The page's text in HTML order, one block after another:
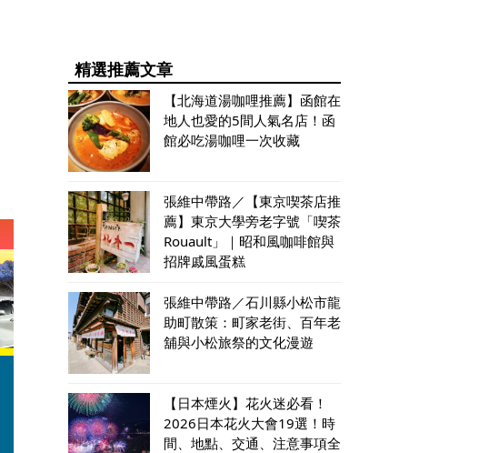
精選推薦文章
【北海道湯咖哩推薦】函館在
地人也愛的5間人氣名店！函
館必吃湯咖哩一次收藏
張維中帶路／【東京喫茶店推
薦】東京大學旁老字號「喫茶
Rouault」｜昭和風咖啡館與
招牌戚風蛋糕
張維中帶路／石川縣小松市龍
助町散策：町家老街、百年老
舖與小松旅祭的文化漫遊
【日本煙火】花火迷必看！
2026日本花火大會19選！時
間、地點、交通、注意事項全